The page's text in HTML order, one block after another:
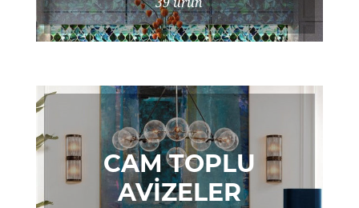
CAM TOPLU
AVIZELER